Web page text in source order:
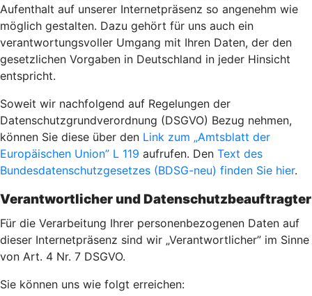
Aufenthalt auf unserer Internetpräsenz so angenehm wie
möglich gestalten. Dazu gehört für uns auch ein
verantwortungsvoller Umgang mit Ihren Daten, der den
gesetzlichen Vorgaben in Deutschland in jeder Hinsicht
entspricht.
Soweit wir nachfolgend auf Regelungen der
Datenschutzgrundverordnung (DSGVO) Bezug nehmen,
können Sie diese über den Link zum „Amtsblatt der
Europäischen Union” L 119 aufrufen. Den Text des
Bundesdatenschutzgesetzes (BDSG-neu) finden Sie hier.
Verantwortlicher und Datenschutzbeauftragter
Für die Verarbeitung Ihrer personenbezogenen Daten auf
dieser Internetpräsenz sind wir „Verantwortlicher” im Sinne
von Art. 4 Nr. 7 DSGVO.
Sie können uns wie folgt erreichen: